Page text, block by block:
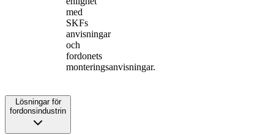
med
SKFs
anvisningar
och
fordonets
monteringsanvisningar.
Lösningar för
fordonsindustrin